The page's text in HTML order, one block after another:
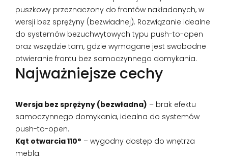
puszkowy przeznaczony do frontów nakładanych, w
wersji bez sprężyny (bezwładnej). Rozwiązanie idealne
do systemów bezuchwytowych typu push-to-open
oraz wszędzie tam, gdzie wymagane jest swobodne
otwieranie frontu bez samoczynnego domykania.
Najważniejsze cechy
Wersja bez sprężyny (bezwładna) – brak efektu
samoczynnego domykania, idealna do systemów
push-to-open.
Kąt otwarcia 110° – wygodny dostęp do wnętrza
mebla.